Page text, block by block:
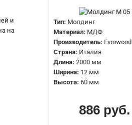
Тип: Молдинг
Материал: МДФ
Производитель: Evrowood
Страна: Италия
Длина: 2000 мм
Ширина: 12 мм
Высота: 60 мм
886 руб.